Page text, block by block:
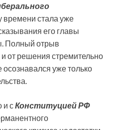
времени стала уже
его главы
Полный отрыв
от решения стремительно
уже только
и сКонституцией РФ